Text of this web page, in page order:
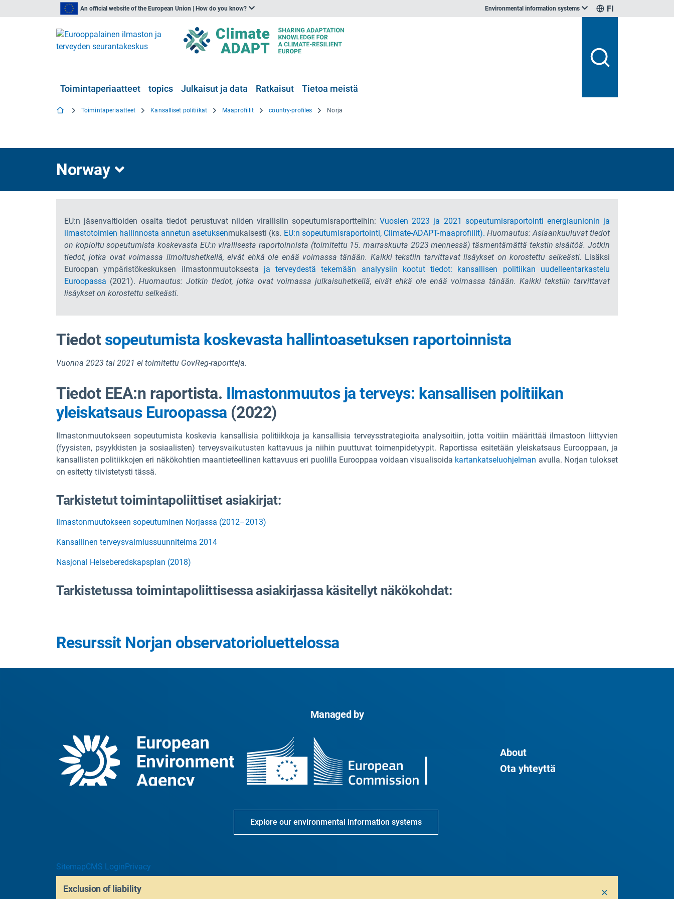
An official website of the European Union | How do you know? Environmental information systems FI
Toimintaperiaatteet topics Julkaisut ja data Ratkaisut Tietoa meistä
Toimintaperiaatteet Kansalliset politiikat Maaprofiilit country-profiles Norja
Norway
EU:n jäsenvaltioiden osalta tiedot perustuvat niiden virallisiin sopeutumisraportteihin:Vuosien 2023 ja 2021 sopeutumisraportointi energiaunionin ja
ilmastotoimien hallinnosta annetun asetuksenmukaisesti (ks. EU:n sopeutumisraportointi, Climate-ADAPT-maaprofiilit). Huomautus: Asiaankuuluvat tiedot
on kopioitu sopeutumista koskevasta EU:n virallisesta raportoinnista (toimitettu 15. marraskuuta 2023 mennessä) täsmentämättä tekstin sisältöä. Jotkin
tiedot, jotka ovat voimassa ilmoitushetkellä, eivät ehkä ole enää voimassa tänään. Kaikki tekstiin tarvittavat lisäykset on korostettu selkeästi. Lisäksi
Euroopan ympäristökeskuksen ilmastonmuutoksesta ja terveydestä tekemään analyysiin kootut tiedot: kansallisen politiikan uudelleentarkastelu
Euroopassa (2021). Huomautus: Jotkin tiedot, jotka ovat voimassa julkaisuhetkellä, eivät ehkä ole enää voimassa tänään. Kaikki tekstiin tarvittavat
lisäykset on korostettu selkeästi.
Tiedot sopeutumista koskevasta hallintoasetuksen raportoinnista
Vuonna 2023 tai 2021 ei toimitettu GovReg-raportteja.
Tiedot EEA:n raportista. Ilmastonmuutos ja terveys: kansallisen politiikan
yleiskatsaus Euroopassa (2022)
Ilmastonmuutokseen sopeutumista koskevia kansallisia politiikkoja ja kansallisia terveysstrategioita analysoitiin, jotta voitiin määrittää ilmastoon liittyvien
(fyysisten, psyykkisten ja sosiaalisten) terveysvaikutusten kattavuus ja niihin puuttuvat toimenpidetyypit. Raportissa esitetään yleiskatsaus Eurooppaan, ja
kansallisten politiikkojen eri näkökohtien maantieteellinen kattavuus eri puolilla Eurooppaa voidaan visualisoida kartankatseluohjelman avulla. Norjan tulokset
on esitetty tiivistetysti tässä.
Tarkistetut toimintapoliittiset asiakirjat:
Ilmastonmuutokseen sopeutuminen Norjassa (2012–2013)
Kansallinen terveysvalmiussuunnitelma 2014
Nasjonal Helseberedskapsplan (2018)
Tarkistetussa toimintapoliittisessa asiakirjassa käsitellyt näkökohdat:
Resurssit Norjan observatorioluettelossa
Managed by
About
Ota yhteyttä
Explore our environmental information systems
SitemapCMS Login Privacy
Exclusion of liability